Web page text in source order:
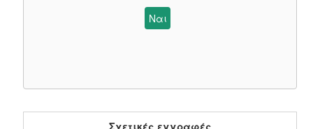
Ναι
Σχετικές εγγραφές